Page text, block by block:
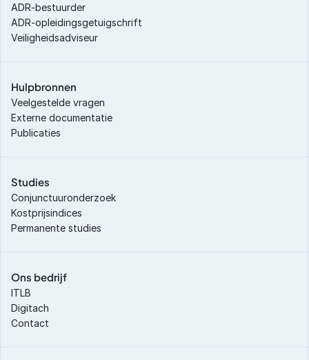
ADR-bestuurder
ADR-opleidingsgetuigschrift
Veiligheidsadviseur
Hulpbronnen
Veelgestelde vragen
Externe documentatie
Publicaties
Studies
Conjunctuuronderzoek
Kostprijsindices
Permanente studies
Ons bedrijf
ITLB
Digitach
Contact